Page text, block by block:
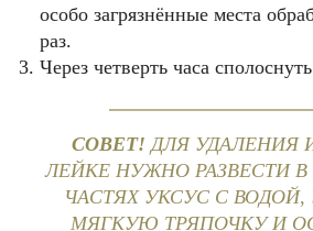
особо загрязнённые места
раз.
Через четверть часа
СОВЕТ! ДЛЯ УДАЛЕНИЯ
ЛЕЙКЕ НУЖНО РАЗВЕСТИ
ЧАСТЯХ УКСУС С
МЯГКУЮ ТРЯПОЧКУ И